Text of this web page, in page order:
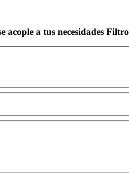
acople a tus necesidades Filtro